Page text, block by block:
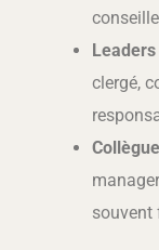
clergé,
souvent